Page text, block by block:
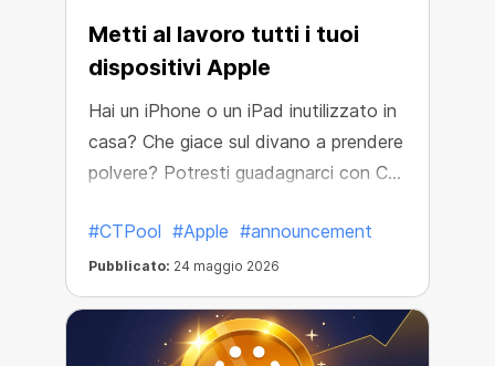
Metti al lavoro tutti i tuoi
dispositivi Apple
Hai un iPhone o un iPad inutilizzato in
casa? Che giace sul divano a prendere
polvere? Potresti guadagnarci con CT
#CTPool #Apple #announcement
Pubblicato: 24 maggio 2026